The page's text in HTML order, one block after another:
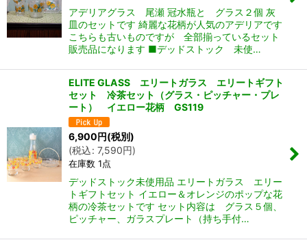
アデリアグラス 尾瀬 冠水瓶と グラス２個 灰
皿のセットです 綺麗な花柄が人気のアデリアです
こちらも古いものですが 全部揃っているセット
販売品になります ■デッドストック 未使…
ELITE GLASS エリートガラス エリートギフト
セット 冷茶セット（グラス・ピッチャー・プレ
ート） イエロー花柄 GS119
6,900 円(税別)
(税込: 7,590円)
在庫数 1点
デッドストック未使用品 エリートガラス エリー
トギフトセット イエロー＆オレンジのポップな花
柄の冷茶セットです セット内容は グラス５個、
ピッチャー、ガラスプレート（持ち手付…